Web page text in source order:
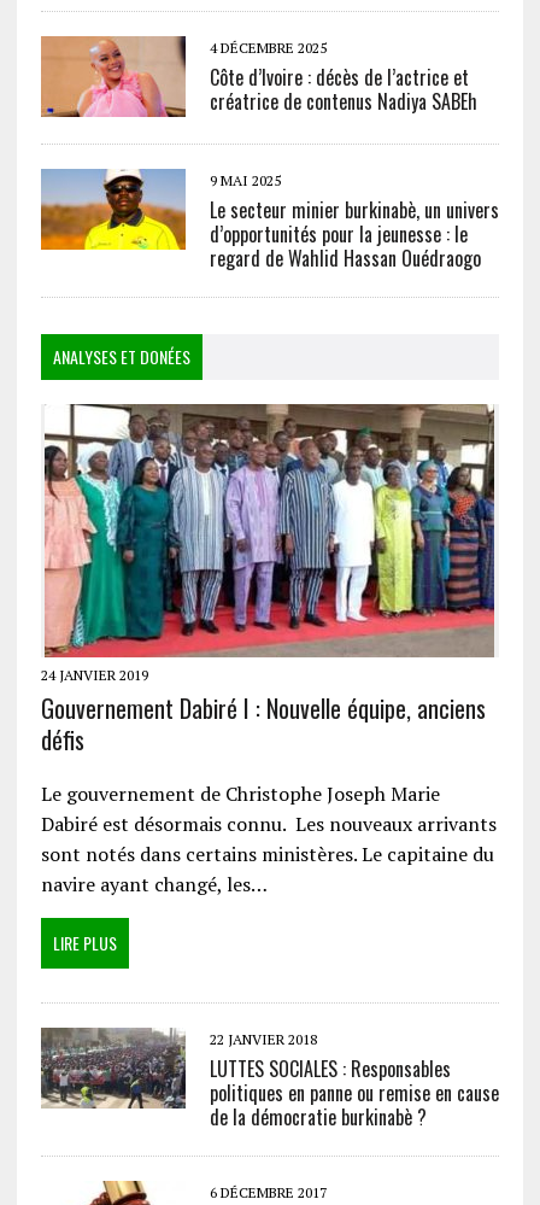
4 DÉCEMBRE 2025
Côte d’Ivoire : décès de l’actrice et
créatrice de contenus Nadiya SABEh
9 MAI 2025
Le secteur minier burkinabè, un univers
d’opportunités pour la jeunesse : le
regard de Wahlid Hassan Ouédraogo
ANALYSES ET DONÉES
24 JANVIER 2019
Gouvernement Dabiré I : Nouvelle équipe, anciens
défis
Le gouvernement de Christophe Joseph Marie
Dabiré est désormais connu. Les nouveaux arrivants
sont notés dans certains ministères. Le capitaine du
navire ayant changé, les…
LIRE PLUS
22 JANVIER 2018
LUTTES SOCIALES : Responsables
politiques en panne ou remise en cause
de la démocratie burkinabè ?
6 DÉCEMBRE 2017